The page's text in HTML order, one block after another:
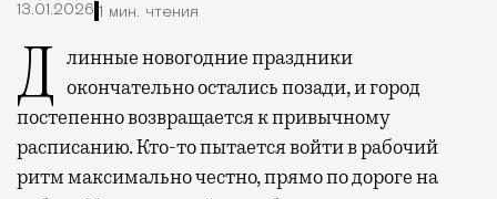
13.01.2026 1 мин. чтения
Длинные новогодние праздники окончательно остались позади, и город
постепенно возвращается к привычному
расписанию. Кто-то пытается войти в рабочий
ритм максимально честно, прямо по дороге на